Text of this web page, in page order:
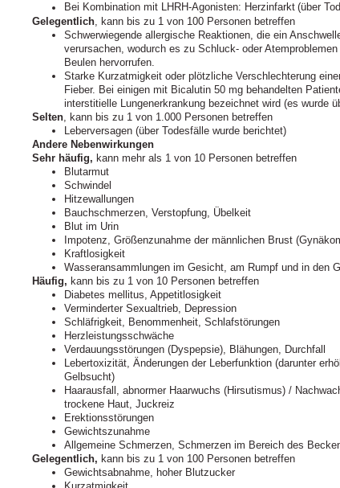
Bei Kombination mit LHRH-Agonisten: Herzinfarkt (über
Gelegentlich , kann bis zu 1 von 100 Personen betreffen
Schwerwiegende allergische Reaktionen, die ein
verursachen, wodurch es zu Schluck- oder
Beulen hervorrufen.
Starke Kurzatmigkeit oder plötzliche Verschlechterung
Fieber. Bei einigen mit Bicalutin 50 mg behandelten
interstitielle Lungenerkrankung bezeichnet wird (es wurde
Selten , kann bis zu 1 von 1.000 Personen betreffen
Leberversagen (über Todesfälle wurde berichtet)
Andere Nebenwirkungen
Sehr häufig, kann mehr als 1 von 10 Personen betreffen
Blutarmut
Schwindel
Hitzewallungen
Bauchschmerzen, Verstopfung, Übelkeit
Blut im Urin
Impotenz, Größenzunahme der männlichen Brust
Kraftlosigkeit
Wasseransammlungen im Gesicht, am Rumpf und in den
Häufig, kann bis zu 1 von 10 Personen betreffen
Diabetes mellitus, Appetitlosigkeit
Verminderter Sexualtrieb, Depression
Schläfrigkeit, Benommenheit, Schlafstörungen
Herzleistungsschwäche
Verdauungsstörungen (Dyspepsie), Blähungen, Durchfall
Lebertoxizität, Änderungen der Leberfunktion (darunter
Gelbsucht)
Haarausfall, abnormer Haarwuchs (Hirsutismus) /
trockene Haut, Juckreiz
Erektionsstörungen
Gewichtszunahme
Allgemeine Schmerzen, Schmerzen im Bereich des
Gelegentlich, kann bis zu 1 von 100 Personen betreffen
Gewichtsabnahme, hoher Blutzucker